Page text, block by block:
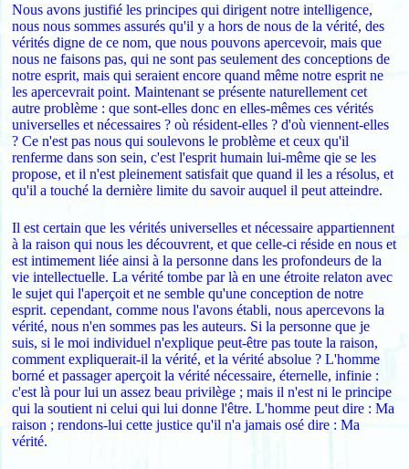
Nous avons justifié les principes qui dirigent notre intelligence,
nous nous sommes assurés qu'il y a hors de nous de la vérité, des
vérités digne de ce nom, que nous pouvons apercevoir, mais que
nous ne faisons pas, qui ne sont pas seulement des conceptions de
notre esprit, mais qui seraient encore quand même notre esprit ne
les apercevrait point. Maintenant se présente naturellement cet
autre problème : que sont-elles donc en elles-mêmes ces vérités
universelles et nécessaires ? où résident-elles ? d'où viennent-elles
? Ce n'est pas nous qui soulevons le problème et ceux qu'il
renferme dans son sein, c'est l'esprit humain lui-même qie se les
propose, et il n'est pleinement satisfait que quand il les a résolus, et
qu'il a touché la dernière limite du savoir auquel il peut atteindre.
Il est certain que les vérités universelles et nécessaire appartiennent
à la raison qui nous les découvrent, et que celle-ci réside en nous et
est intimement liée ainsi à la personne dans les profondeurs de la
vie intellectuelle. La vérité tombe par là en une étroite relaton avec
le sujet qui l'aperçoit et ne semble qu'une conception de notre
esprit. cependant, comme nous l'avons établi, nous apercevons la
vérité, nous n'en sommes pas les auteurs. Si la personne que je
suis, si le moi individuel n'explique peut-être pas toute la raison,
comment expliquerait-il la vérité, et la vérité absolue ? L'homme
borné et passager aperçoit la vérité nécessaire, éternelle, infinie :
c'est là pour lui un assez beau privilège ; mais il n'est ni le principe
qui la soutient ni celui qui lui donne l'être. L'homme peut dire : Ma
raison ; rendons-lui cette justice qu'il n'a jamais osé dire : Ma
vérité.